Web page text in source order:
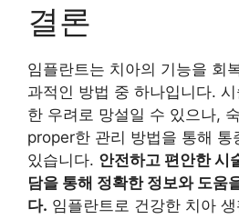
결론
임플란트는 치아의 기능을 회
과적인 방법 중 하나입니다.
한 우려로 망설일 수 있으나,
proper한 관리 방법을 통해 통
있습니다. 안전하고 편안한 시
담을 통해 정확한 정보와 도움
다. 임플란트로 건강한 치아